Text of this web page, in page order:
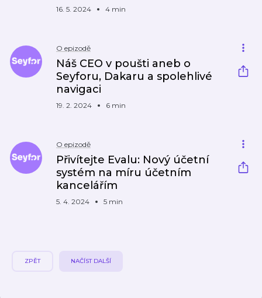
16. 5. 2024 4 min
O epizodě
Náš CEO v poušti aneb o
Seyforu, Dakaru a spolehlivé
navigaci
19. 2. 2024 6 min
O epizodě
Přivítejte Evalu: Nový účetní
systém na míru účetním
kancelářím
5. 4. 2024 5 min
ZPĚT NAČÍST DALŠÍ